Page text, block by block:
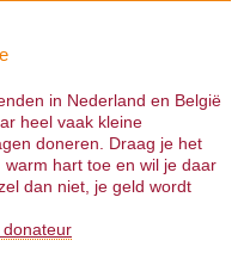
in Nederland en België
heel vaak kleine
doneren. Draag je het
hart toe en wil je daar
dan niet, je geld wordt